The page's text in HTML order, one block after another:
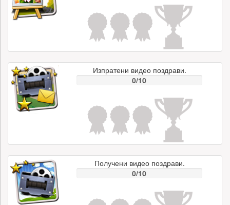
Изпратени видео поздрави.
0/10
Получени видео поздрави.
0/10